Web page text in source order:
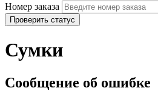
Номер заказа
Проверить статус
Сумки
Сообщение об ошибке